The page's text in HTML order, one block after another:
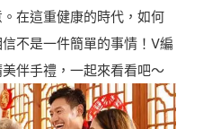
在這重健康的時代，如何
不是一件簡單的事情！V編
伴手禮，一起來看看吧～